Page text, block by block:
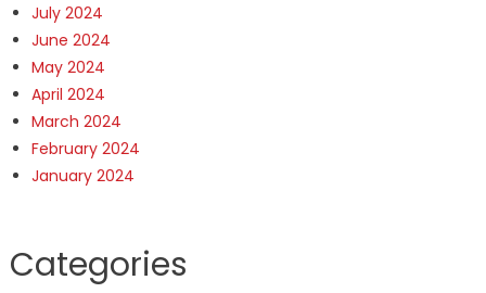
July 2024
June 2024
May 2024
April 2024
March 2024
February 2024
January 2024
Categories